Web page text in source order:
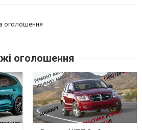
оголошення
оголошення